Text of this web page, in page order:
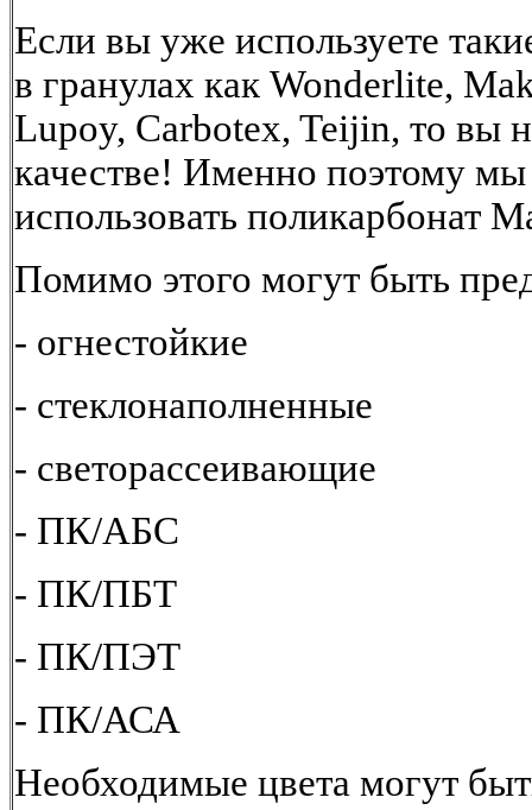
Если вы уже используете
в гранулах как Wonderlite,
Lupoy, Carbotex, Teijin, то вы
качестве! Именно поэтому мы
использовать поликарбонат
Помимо этого могут быть
- огнестойкие
- стеклонаполненные
- светорассеивающие
- ПК/АБС
- ПК/ПБТ
- ПК/ПЭТ
- ПК/АСА
Необходимые цвета могут